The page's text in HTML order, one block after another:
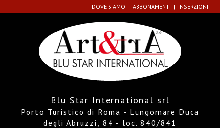
DOVE SIAMO ABBONAMENTI INSERZIONI
Blu Star International srl
Porto Turistico di Roma - Lungomare Duca
degli Abruzzi, 84 - loc. 840/841